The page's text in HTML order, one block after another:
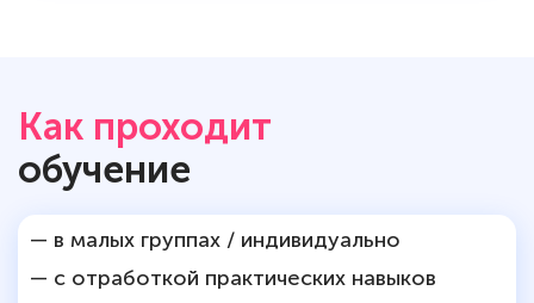
Как проходит
обучение
— в малых группах / индивидуально
— с отработкой практических навыков